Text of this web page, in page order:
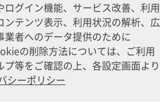
ログイン機能、サービス改善、利用
テンツ表示、利用状況の解析、広
者へのデータ提供のために
の削除方法については、ご利用
等をご確認の上、各設定画面より
シーポリシー